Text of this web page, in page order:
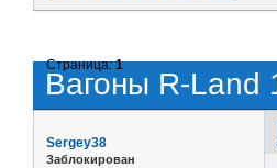
Вагоны R-Land
Страница:1
Sergey38
Заблокирован